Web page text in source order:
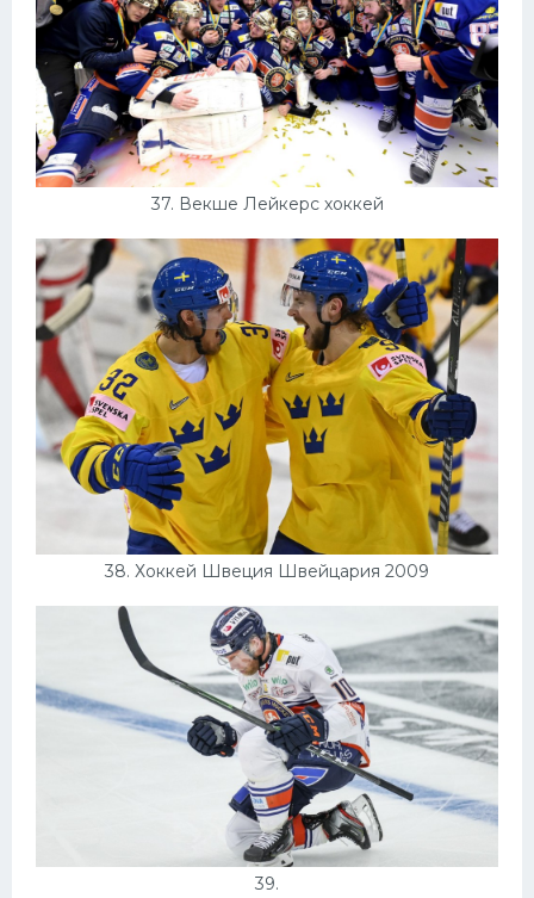
37. Векше Лейкерс хоккей
38. Хоккей Швеция Швейцария 2009
39.